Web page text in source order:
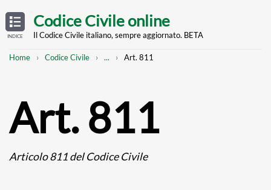
TABLE
OF
CONTENTS
INDICE
main
Codice Civile online
Il Codice Civile italiano, sempre aggiornato. BETA
Breadcrumb
Home Codice Civile
Mostra
... Art. 811
Art. 811
Articolo 811 del Codice Civile